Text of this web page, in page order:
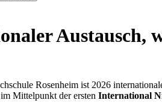
Austausch,
Rosenheim ist 2026
Mittelpunkt der ersten International